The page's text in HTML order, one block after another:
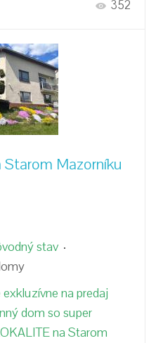
352
Mazorníku
stav
na predaj
dom so super
na Starom